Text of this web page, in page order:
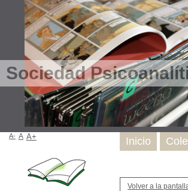
Sociedad
Volver a la
Inicio
A- A A+